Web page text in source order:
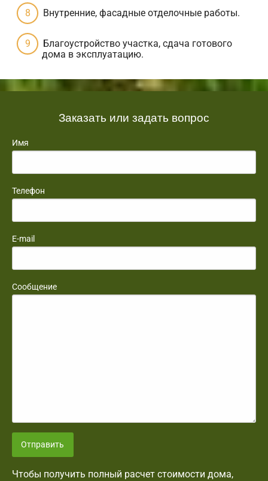
Внутренние, фасадные отделочные работы.
Благоустройство участка, сдача готового
дома в эксплуатацию.
Заказать или задать вопрос
Имя
Телефон
E-mail
Сообщение
Отправить
Чтобы получить полный расчет стоимости дома,